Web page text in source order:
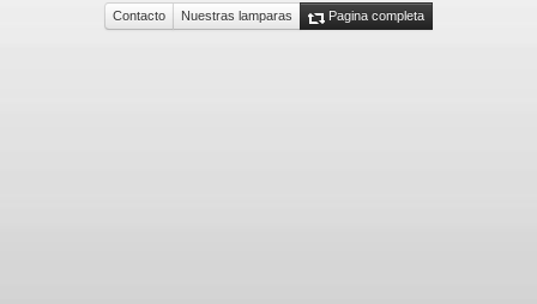
Contacto Nuestras lamparas Pagina completa